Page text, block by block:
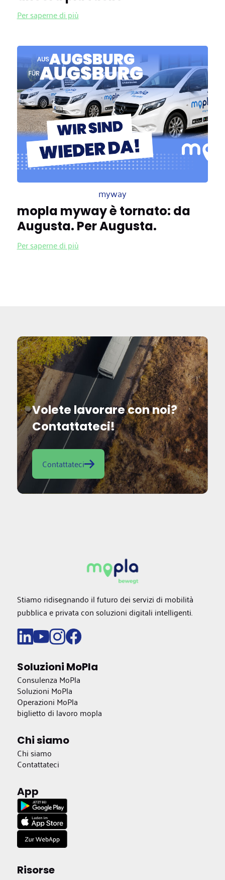
Per saperne di più
myway
mopla myway è tornato: da
Augusta. Per Augusta.
Per saperne di più
Volete lavorare con noi?
Contattateci!
Contattateci
Stiamo ridisegnando il futuro dei servizi di mobilità
pubblica e privata con soluzioni digitali intelligenti.
Soluzioni MoPla
Consulenza MoPla
Soluzioni MoPla
Operazioni MoPla
biglietto di lavoro mopla
Chi siamo
Chi siamo
Contattateci
App
Risorse